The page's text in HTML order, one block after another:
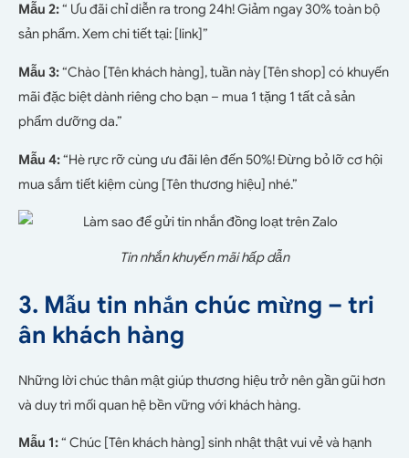
Mẫu 2:“ Ưu đãi chỉ diễn ra trong 24h! Giảm ngay 30% toàn bộ
sản phẩm. Xem chi tiết tại: [link]”
Mẫu 3:“Chào [Tên khách hàng], tuần này [Tên shop] có khuyến
mãi đặc biệt dành riêng cho bạn – mua 1 tặng 1 tất cả sản
phẩm dưỡng da.”
Mẫu 4:“Hè rực rỡ cùng ưu đãi lên đến 50%! Đừng bỏ lỡ cơ hội
mua sắm tiết kiệm cùng [Tên thương hiệu] nhé.”
Tin nhắn khuyến mãi hấp dẫn
3. Mẫu tin nhắn chúc mừng – tri
ân khách hàng
Những lời chúc thân mật giúp thương hiệu trở nên gần gũi hơn
và duy trì mối quan hệ bền vững với khách hàng.
Mẫu 1:“ Chúc [Tên khách hàng] sinh nhật thật vui vẻ và hạnh